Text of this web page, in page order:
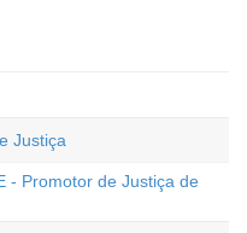
Justiça
- Promotor de Justiça de